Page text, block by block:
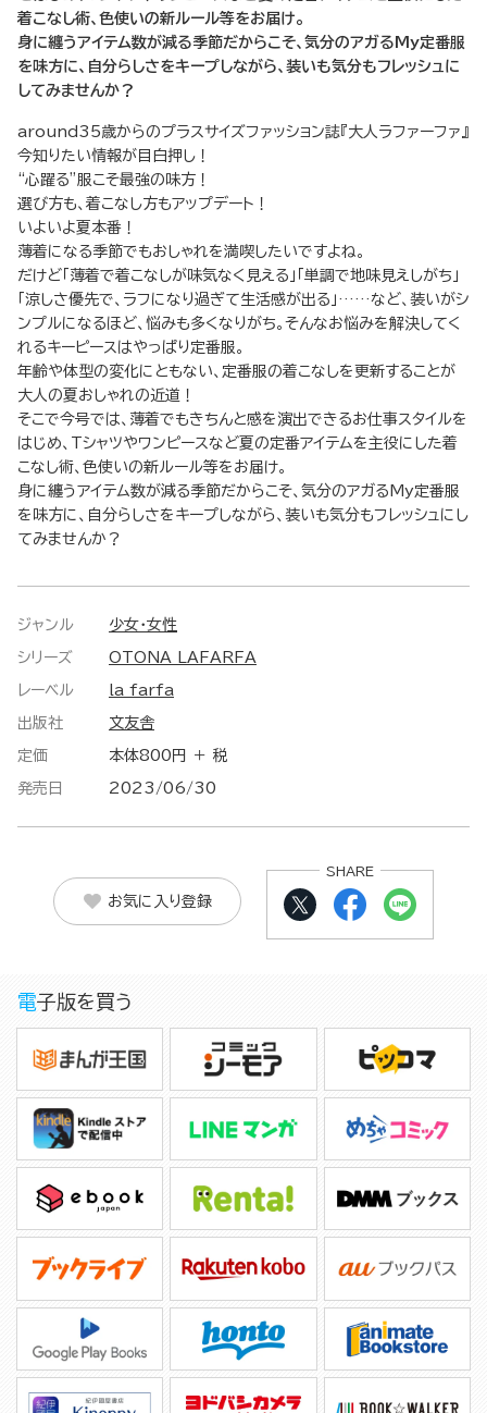
着こなし術、色使いの新ルール等をお届け。
身に纏うアイテム数が減る季節だからこそ、気分のアガるMy定番服
を味方に、自分らしさをキープしながら、装いも気分もフレッシュに
してみませんか？
around35歳からのプラスサイズファッション誌『大人ラファーファ』
今知りたい情報が目白押し！
“心躍る”服こそ最強の味方！
選び方も、着こなし方もアップデート！
いよいよ夏本番！
薄着になる季節でもおしゃれを満喫したいですよね。
だけど「薄着で着こなしが味気なく見える」「単調で地味見えしがち」
「涼しさ優先で、ラフになり過ぎて生活感が出る」……など、装いがシ
ンプルになるほど、悩みも多くなりがち。そんなお悩みを解決してく
れるキーピースはやっぱり定番服。
年齢や体型の変化にともない、定番服の着こなしを更新することが
大人の夏おしゃれの近道！
そこで今号では、薄着でもきちんと感を演出できるお仕事スタイルを
はじめ、Tシャツやワンピースなど夏の定番アイテムを主役にした着
こなし術、色使いの新ルール等をお届け。
身に纏うアイテム数が減る季節だからこそ、気分のアガるMy定番服
を味方に、自分らしさをキープしながら、装いも気分もフレッシュにし
てみませんか？
ジャンル 少女・女性
シリーズ OTONA LAFARFA
レーベル la farfa
出版社 文友舎
定価 本体800円 ＋ 税
発売日 2023/06/30
お気に入り登録
SHARE
電子版を買う